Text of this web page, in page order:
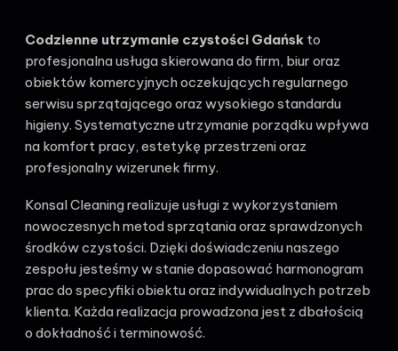
Codzienne utrzymanie czystości Gdańsk to
profesjonalna usługa skierowana do firm, biur oraz
obiektów komercyjnych oczekujących regularnego
serwisu sprzątającego oraz wysokiego standardu
higieny. Systematyczne utrzymanie porządku wpływa
na komfort pracy, estetykę przestrzeni oraz
profesjonalny wizerunek firmy.
Konsal Cleaning realizuje usługi z wykorzystaniem
nowoczesnych metod sprzątania oraz sprawdzonych
środków czystości. Dzięki doświadczeniu naszego
zespołu jesteśmy w stanie dopasować harmonogram
prac do specyfiki obiektu oraz indywidualnych potrzeb
klienta. Każda realizacja prowadzona jest z dbałością
o dokładność i terminowość.